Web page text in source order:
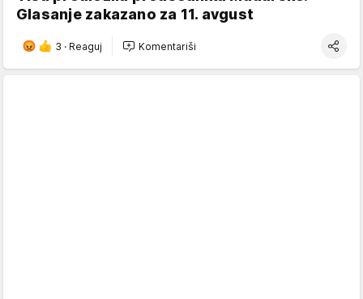
Glasanje zakazano za 11. avgust
3 · Reaguj Komentariši